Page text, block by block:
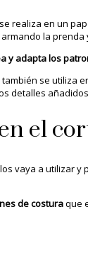
realiza en un
la
y adapta los
se utiliza
detalles
el
vaya a utilizar
de costuraque